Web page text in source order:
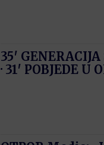
35′ GENERACIJA
· 31′ POBJEDE U